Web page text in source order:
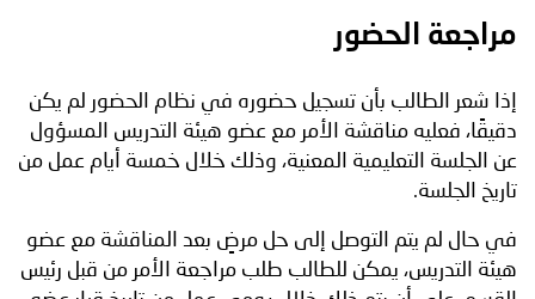
مراجعة الحضور
إذا شعر الطالب بأن تسجيل حضوره في نظام الحضور لم يكن
دقيقًا، فعليه مناقشة الأمر مع عضو هيئة التدريس المسؤول
عن الجلسة التعليمية المعنية، وذلك خلال خمسة أيام عمل من
تاريخ الجلسة.
في حال لم يتم التوصل إلى حل مرضٍ بعد المناقشة مع عضو
هيئة التدريس، يمكن للطالب طلب مراجعة الأمر من قبل رئيس